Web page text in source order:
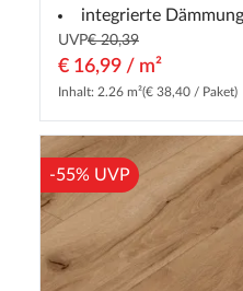
integrierte Dämmung
UVP€ 20,39
€ 16,99 / m²
Inhalt: 2.26 m²(€ 38,40 / Paket)
-55% UVP